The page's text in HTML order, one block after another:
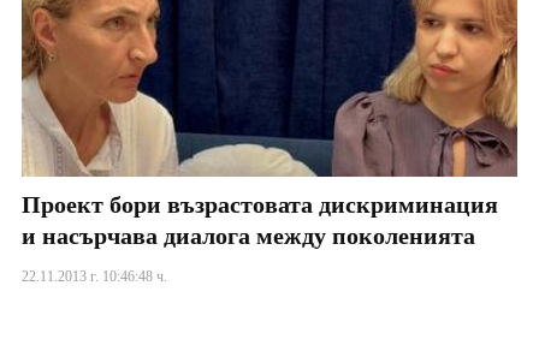
Проект бори възрастовата дискриминация
и насърчава диалога между поколенията
22.11.2013 г. 10:46:48 ч.